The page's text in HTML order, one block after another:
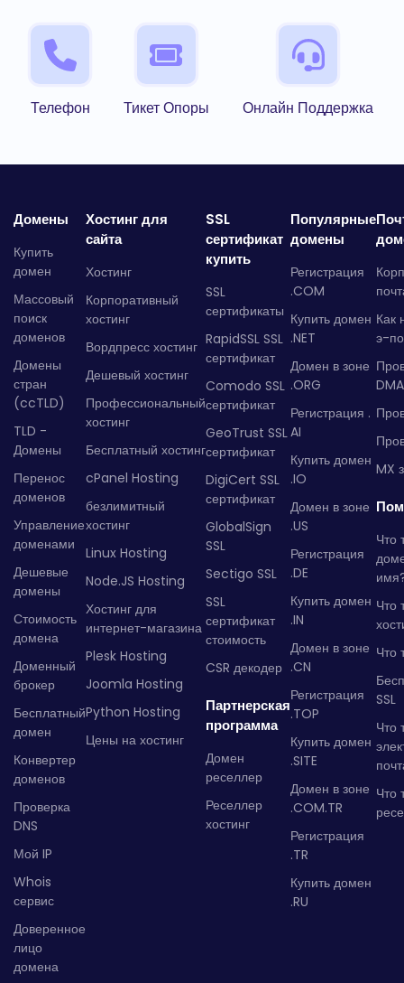
Телефон Тикет Опоры Онлайн Поддержка
Домены
Купить
домен
Массовый
поиск
доменов
Домены
стран
(ccTLD)
TLD -
Домены
Перенос
доменов
Управление
доменами
Дешевые
домены
Стоимость
домена
Доменный
брокер
Бесплатный
домен
Конвертер
доменов
Проверка
DNS
Мой IP
Whois
сервис
Доверенное
лицо
домена
Хостинг для
сайта
Хостинг
Корпоративный
хостинг
Вордпресс хостинг
Дешевый хостинг
Профессиональный
хостинг
Бесплатный хостинг
cPanel Hosting
безлимитный
хостинг
Linux Hosting
Node.JS Hosting
Хостинг для
интернет-магазина
Plesk Hosting
Joomla Hosting
Python Hosting
Цены на хостинг
SSL
сертификат
купить
SSL
сертификаты
RapidSSL SSL
сертификат
Comodo SSL
сертификат
GeoTrust SSL
сертификат
DigiCert SSL
сертификат
GlobalSign
SSL
Sectigo SSL
SSL
сертификат
стоимость
CSR декодер
Партнерская
программа
Домен
реселлер
Реселлер
хостинг
Популярные
домены
Регистрация
.COM
Купить домен
.NET
Домен в зоне
.ORG
Регистрация .
AI
Купить домен
.IO
Домен в зоне
.US
Регистрация
.DE
Купить домен
.IN
Домен в зоне
.CN
Регистрация
.TOP
Купить домен
.SITE
Домен в зоне
.COM.TR
Регистрация
.TR
Купить домен
.RU
Как
э-
MX
Что
Что
Что
SSL
Что
Что